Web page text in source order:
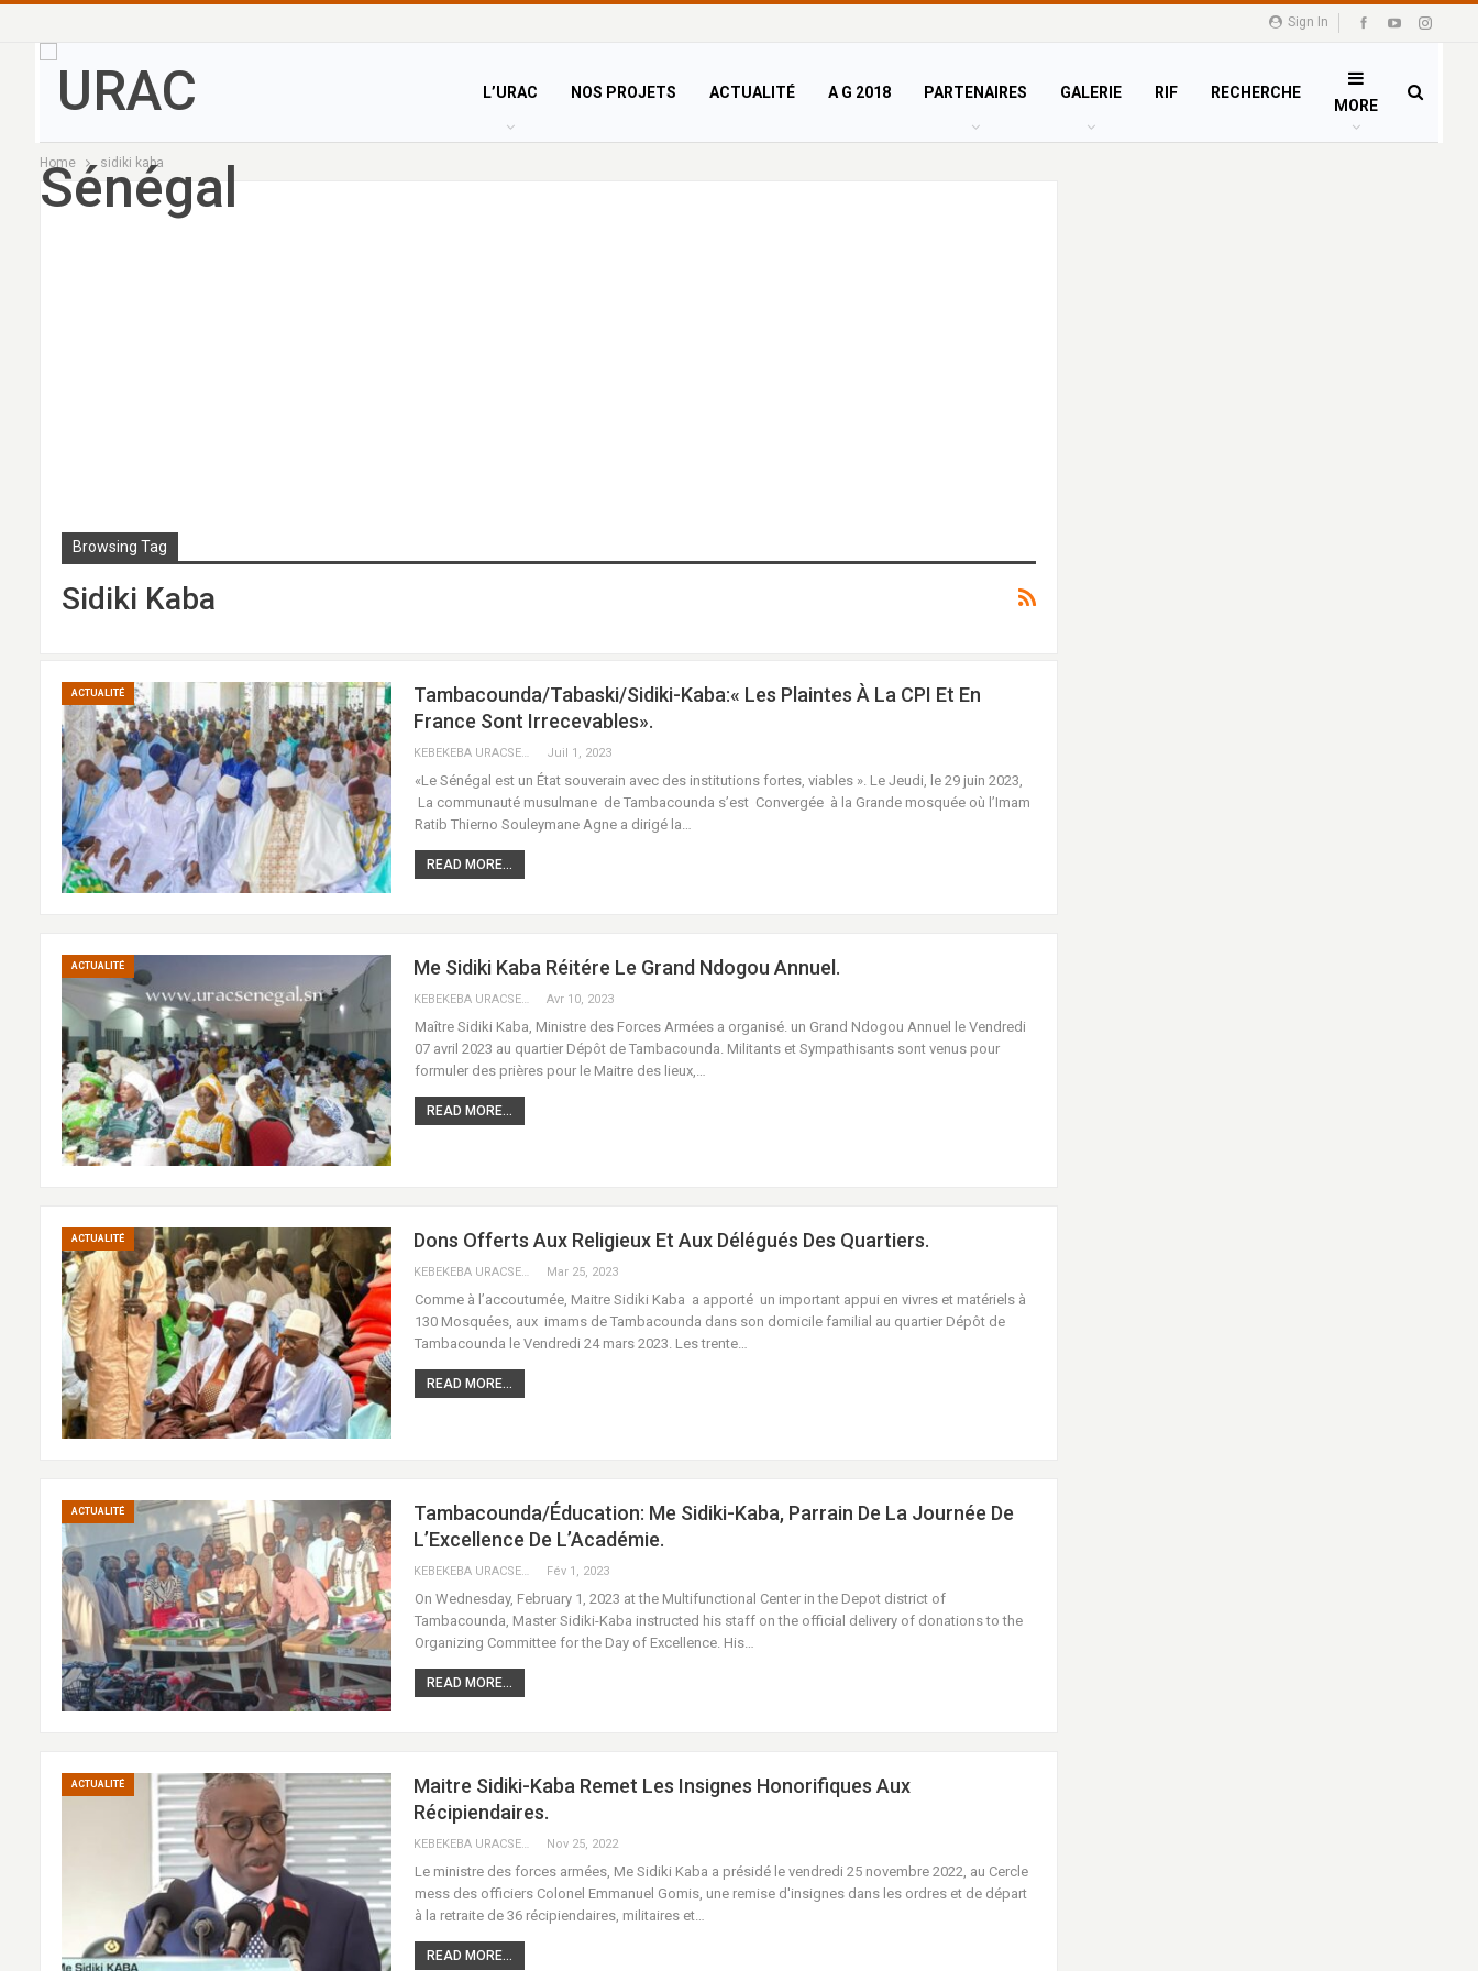
Sign In
L’URAC NOS PROJETS ACTUALITÉ A G 2018 PARTENAIRES GALERIE RIF RECHERCHE
MORE
Home sidiki kaba
Browsing Tag
Sidiki Kaba
ACTUALITÉ
Tambacounda/Tabaski/Sidiki-Kaba:« Les Plaintes À La CPI Et En
France Sont Irrecevables».
KEBEKEBA URACSENEGAL / RADIO GADECBEETAWE FM Juil 1, 2023
«Le Sénégal est un État souverain avec des institutions fortes, viables ». Le Jeudi, le 29 juin 2023,
La communauté musulmane de Tambacounda s’est Convergée à la Grande mosquée où l’Imam
Ratib Thierno Souleymane Agne a dirigé la…
READ MORE...
ACTUALITÉ Me Sidiki Kaba Réitére Le Grand Ndogou Annuel.
KEBEKEBA URACSENEGAL / RADIO GADECBEETAWE FM Avr 10, 2023
Maître Sidiki Kaba, Ministre des Forces Armées a organisé. un Grand Ndogou Annuel le Vendredi
07 avril 2023 au quartier Dépôt de Tambacounda. Militants et Sympathisants sont venus pour
formuler des prières pour le Maitre des lieux,…
READ MORE...
ACTUALITÉ Dons Offerts Aux Religieux Et Aux Délégués Des Quartiers.
KEBEKEBA URACSENEGAL / RADIO GADECBEETAWE FM Mar 25, 2023
Comme à l’accoutumée, Maitre Sidiki Kaba a apporté un important appui en vivres et matériels à
130 Mosquées, aux imams de Tambacounda dans son domicile familial au quartier Dépôt de
Tambacounda le Vendredi 24 mars 2023. Les trente…
READ MORE...
ACTUALITÉ
Tambacounda/Éducation: Me Sidiki-Kaba, Parrain De La Journée De
L’Excellence De L’Académie.
KEBEKEBA URACSENEGAL / RADIO GADECBEETAWE FM Fév 1, 2023
On Wednesday, February 1, 2023 at the Multifunctional Center in the Depot district of
Tambacounda, Master Sidiki-Kaba instructed his staff on the official delivery of donations to the
Organizing Committee for the Day of Excellence. His…
READ MORE...
ACTUALITÉ
Maitre Sidiki-Kaba Remet Les Insignes Honorifiques Aux
Récipiendaires.
KEBEKEBA URACSENEGAL / RADIO GADECBEETAWE FM Nov 25, 2022
Le ministre des forces armées, Me Sidiki Kaba a présidé le vendredi 25 novembre 2022, au Cercle
mess des officiers Colonel Emmanuel Gomis, une remise d'insignes dans les ordres et de départ
à la retraite de 36 récipiendaires, militaires et…
READ MORE...